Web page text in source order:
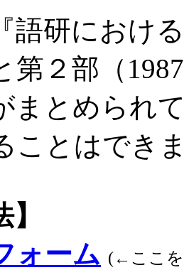
研におけ
第２部（
まとめられ
ことはでき
ォーム (←ここ